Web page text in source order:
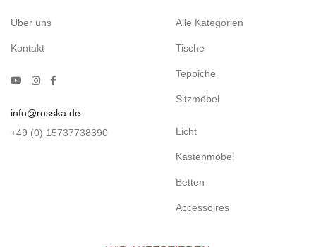
Über uns
Kontakt
info@rosska.de
+49 (0) 15737738390
Alle Kategorien
Tische
Teppiche
Sitzmöbel
Licht
Kastenmöbel
Betten
Accessoires